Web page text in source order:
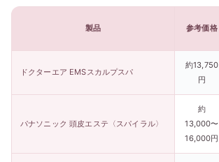
製品 参考価格
ドクターエア EMSスカルプスパ
約13,750
円
パナソニック 頭皮エステ〈スパイラル〉
約
13,000〜
16,000円